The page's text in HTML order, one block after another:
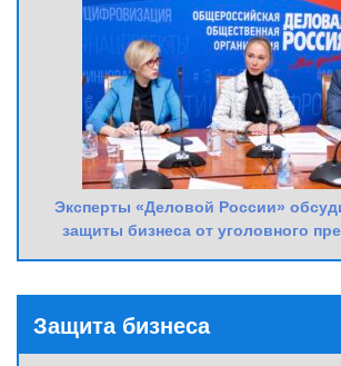
Эксперты «Деловой России»
защиты бизнеса от уголовного
Защита бизнеса